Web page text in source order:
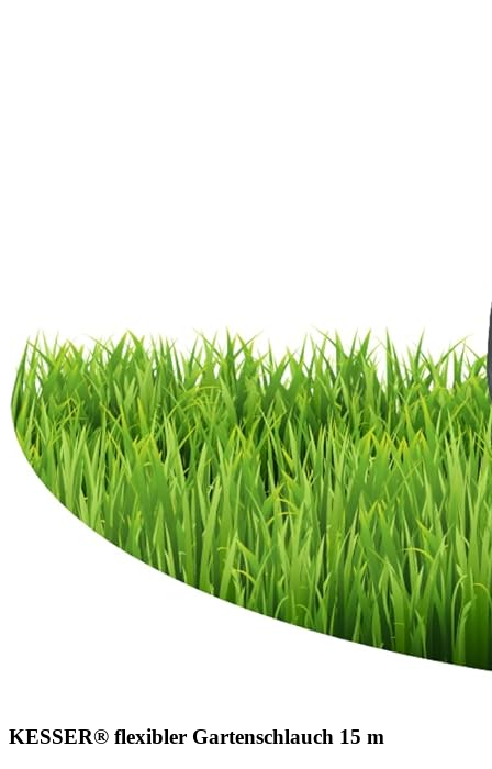
KESSER® flexibler Gartenschlauch 15 m